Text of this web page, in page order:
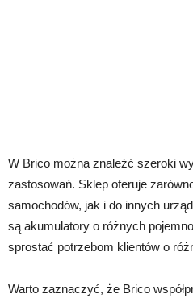
W Brico można znaleźć szeroki
zastosowań. Sklep oferuje
samochodów, jak i do innych
są akumulatory o różnych
sprostać potrzebom klientów o
Warto zaznaczyć, że Brico